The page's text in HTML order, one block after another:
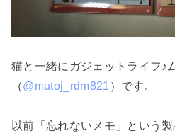
猫と一緒にガジェットライフ♪
（@mutoj_rdm821 ）です。
以前「忘れないメモ」という